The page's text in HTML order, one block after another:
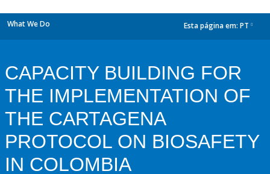
What We Do Esta página em: PT
CAPACITY BUILDING FOR
THE IMPLEMENTATION OF
THE CARTAGENA
PROTOCOL ON BIOSAFETY
IN COLOMBIA